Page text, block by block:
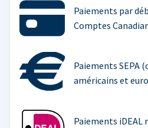
Paiements par
Comptes
Paiements SEPA
américains et
Paiements iDEAL